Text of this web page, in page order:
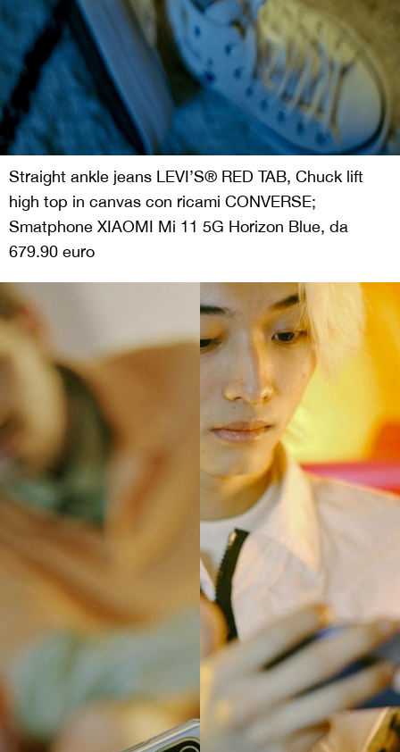
Straight ankle jeans LEVI’S® RED TAB, Chuck lift
high top in canvas con ricami CONVERSE;
Smatphone XIAOMI Mi 11 5G Horizon Blue, da
679.90 euro